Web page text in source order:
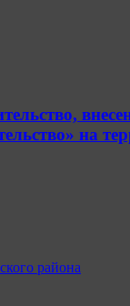
на
района